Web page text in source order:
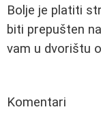
Bolje je platiti
biti prepušten
vam u dvorištu
Komentari